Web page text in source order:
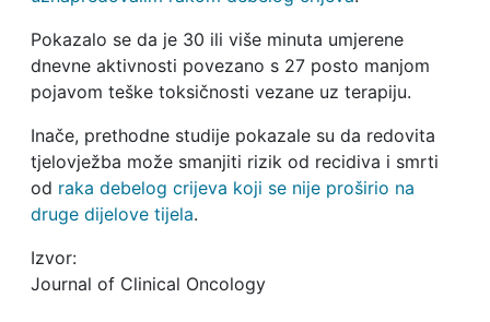
Pokazalo se da je 30 ili više minuta umjerene
dnevne aktivnosti povezano s 27 posto manjom
pojavom teške toksičnosti vezane uz terapiju.
Inače, prethodne studije pokazale su da redovita
tjelovježba može smanjiti rizik od recidiva i smrti
od raka debelog crijeva koji se nije proširio na
druge dijelove tijela.
Izvor:
Journal of Clinical Oncology